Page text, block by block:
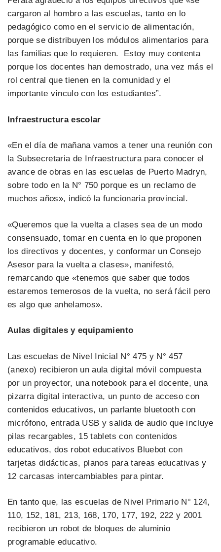
cargaron al hombro a las escuelas, tanto en lo
pedagógico como en el servicio de alimentación,
porque se distribuyen los módulos alimentarios para
las familias que lo requieren. Estoy muy contenta
porque los docentes han demostrado, una vez más el
rol central que tienen en la comunidad y el
importante vínculo con los estudiantes”.
Infraestructura escolar
«En el día de mañana vamos a tener una reunión con
la Subsecretaria de Infraestructura para conocer el
avance de obras en las escuelas de Puerto Madryn,
sobre todo en la N° 750 porque es un reclamo de
muchos años», indicó la funcionaria provincial.
«Queremos que la vuelta a clases sea de un modo
consensuado, tomar en cuenta en lo que proponen
los directivos y docentes, y conformar un Consejo
Asesor para la vuelta a clases», manifestó,
remarcando que «tenemos que saber que todos
estaremos temerosos de la vuelta, no será fácil pero
es algo que anhelamos».
Aulas digitales y equipamiento
Las escuelas de Nivel Inicial N° 475 y N° 457
(anexo) recibieron un aula digital móvil compuesta
por un proyector, una notebook para el docente, una
pizarra digital interactiva, un punto de acceso con
contenidos educativos, un parlante bluetooth con
micrófono, entrada USB y salida de audio que incluye
pilas recargables, 15 tablets con contenidos
educativos, dos robot educativos Bluebot con
tarjetas didácticas, planos para tareas educativas y
12 carcasas intercambiables para pintar.
En tanto que, las escuelas de Nivel Primario N° 124,
110, 152, 181, 213, 168, 170, 177, 192, 222 y 2001
recibieron un robot de bloques de aluminio
programable educativo.